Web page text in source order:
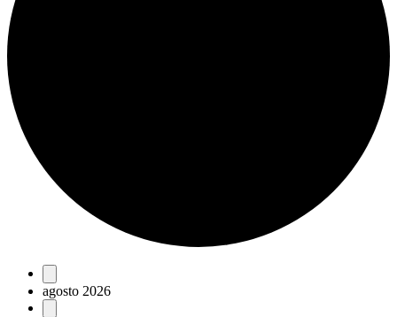
Eventos
agosto 2026